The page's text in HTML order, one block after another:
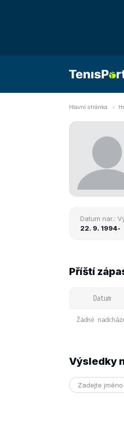
Hlavní stránka
Datum nar.:
22. 9. 1994-
Příští
Datum
Žádné
Výsledky